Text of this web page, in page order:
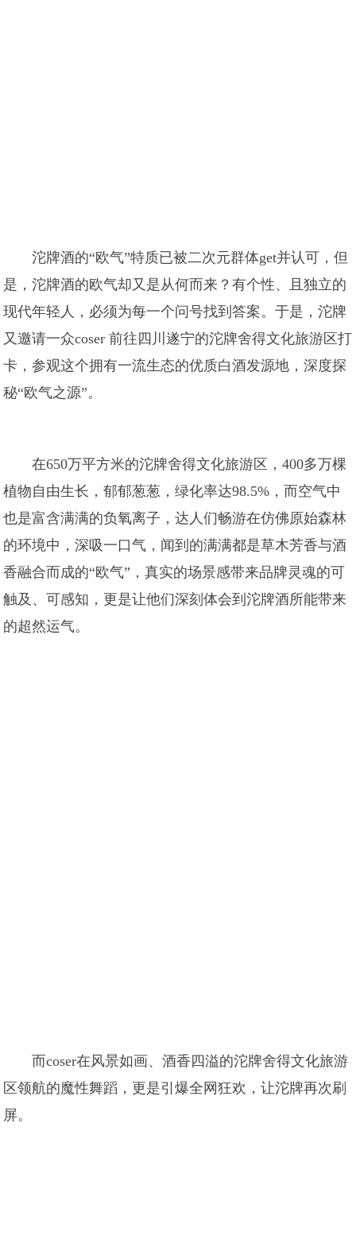
沱牌酒的“欧气”特质已被二次元群体get并认可，但
是，沱牌酒的欧气却又是从何而来？有个性、且独立的
现代年轻人，必须为每一个问号找到答案。于是，沱牌
又邀请一众coser 前往四川遂宁的沱牌舍得文化旅游区打
卡，参观这个拥有一流生态的优质白酒发源地，深度探
秘“欧气之源”。
在650万平方米的沱牌舍得文化旅游区，400多万棵
植物自由生长，郁郁葱葱，绿化率达98.5%，而空气中
也是富含满满的负氧离子，达人们畅游在仿佛原始森林
的环境中，深吸一口气，闻到的满满都是草木芳香与酒
香融合而成的“欧气”，真实的场景感带来品牌灵魂的可
触及、可感知，更是让他们深刻体会到沱牌酒所能带来
的超然运气。
而coser在风景如画、酒香四溢的沱牌舍得文化旅游
区领航的魔性舞蹈，更是引爆全网狂欢，让沱牌再次刷
屏。